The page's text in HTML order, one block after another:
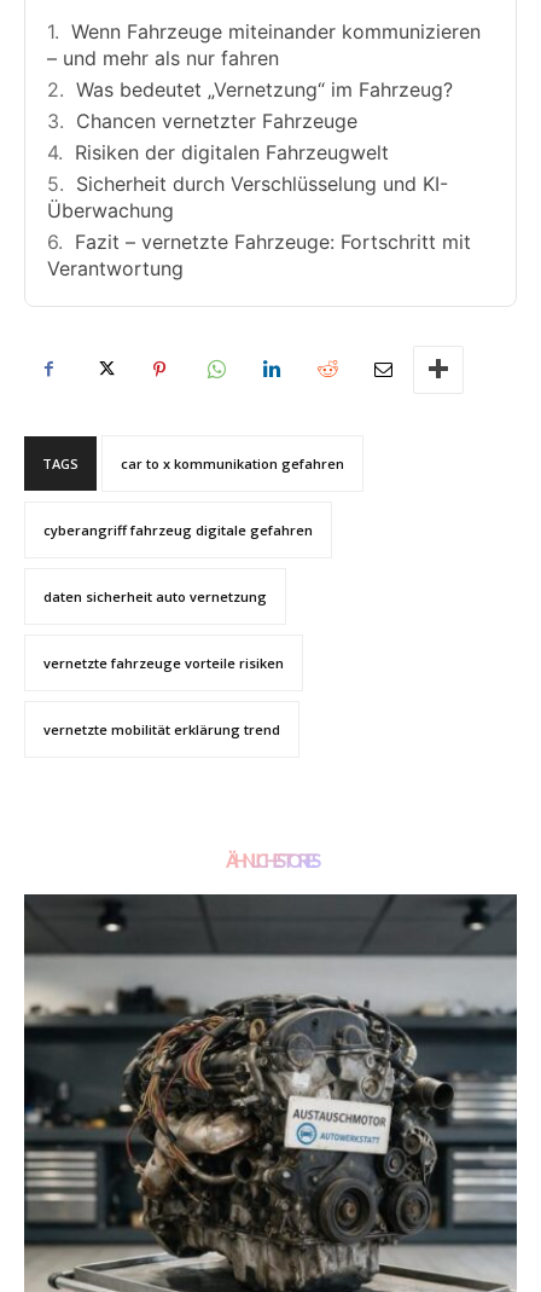
Wenn Fahrzeuge miteinander kommunizieren
– und mehr als nur fahren
Was bedeutet „Vernetzung“ im Fahrzeug?
Chancen vernetzter Fahrzeuge
Risiken der digitalen Fahrzeugwelt
Sicherheit durch Verschlüsselung und KI-
Überwachung
Fazit – vernetzte Fahrzeuge: Fortschritt mit
Verantwortung
TAGS car to x kommunikation gefahren
cyberangriff fahrzeug digitale gefahren
daten sicherheit auto vernetzung
vernetzte fahrzeuge vorteile risiken
vernetzte mobilität erklärung trend
ÄHNLICHE STORIES